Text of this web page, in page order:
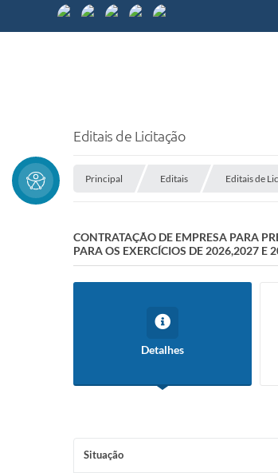
Editais de Licitação
Principal Editais Editais de
CONTRATAÇÃO DE EMPRESA PARA
PARA OS EXERCÍCIOS DE 2026,2027 E
Detalhes
Situação